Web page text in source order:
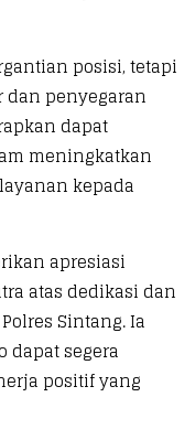
posisi, tetapi
penyegaran
dapat
meningkatkan
kepada
apresiasi
atas dedikasi dan
Sintang. Ia
dapat segera
positif yang